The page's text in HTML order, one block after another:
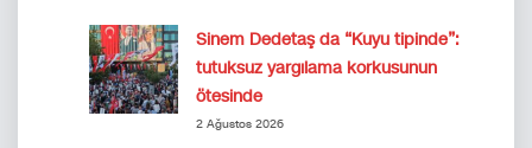
Sinem Dedetaş da “Kuyu tipinde”:
tutuksuz yargılama korkusunun
ötesinde
2 Ağustos 2026